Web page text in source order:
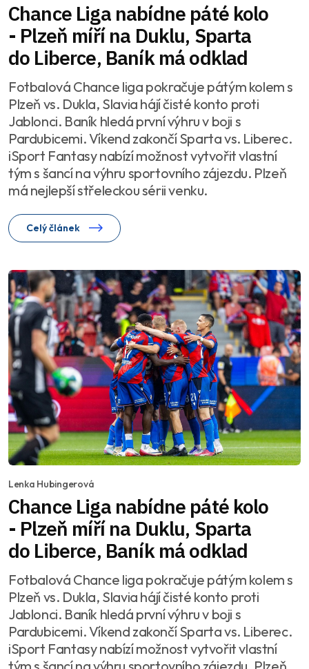
Chance Liga nabídne páté kolo
- Plzeň míří na Duklu, Sparta
do Liberce, Baník má odklad
Fotbalová Chance liga pokračuje pátým kolem s
Plzeň vs. Dukla, Slavia hájí čisté konto proti
Jablonci. Baník hledá první výhru v boji s
Pardubicemi. Víkend zakončí Sparta vs. Liberec.
iSport Fantasy nabízí možnost vytvořit vlastní
tým s šancí na výhru sportovního zájezdu. Plzeň
má nejlepší střeleckou sérii venku.
Celý článek
Lenka Hubingerová
Chance Liga nabídne páté kolo
- Plzeň míří na Duklu, Sparta
do Liberce, Baník má odklad
Fotbalová Chance liga pokračuje pátým kolem s
Plzeň vs. Dukla, Slavia hájí čisté konto proti
Jablonci. Baník hledá první výhru v boji s
Pardubicemi. Víkend zakončí Sparta vs. Liberec.
iSport Fantasy nabízí možnost vytvořit vlastní